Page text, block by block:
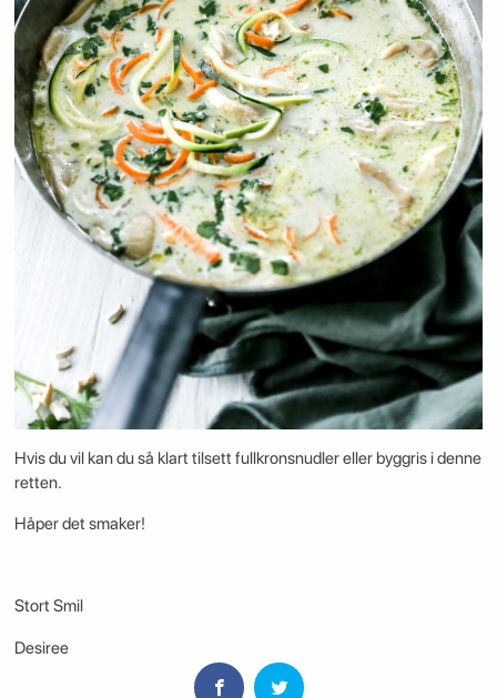
Hvis du vil kan du så klart tilsett fullkronsnudler eller byggris i denne
retten.
Håper det smaker!
Stort Smil
Desiree